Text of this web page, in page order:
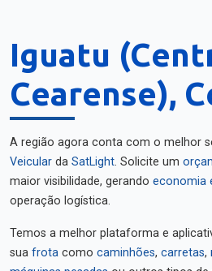
Iguatu
Cearense),
A região agora conta com o melhor
Veicular da SatLight. Solicite um
maior visibilidade, gerando economia
operação logística.
Temos a melhor plataforma e
sua frota como caminhões, carretas,